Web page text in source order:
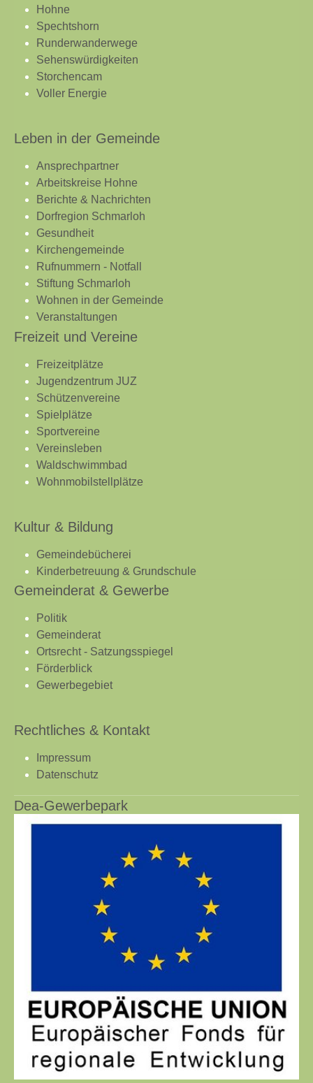
Hohne
Spechtshorn
Runderwanderwege
Sehenswürdigkeiten
Storchencam
Voller Energie
Leben in der Gemeinde
Ansprechpartner
Arbeitskreise Hohne
Berichte & Nachrichten
Dorfregion Schmarloh
Gesundheit
Kirchengemeinde
Rufnummern - Notfall
Stiftung Schmarloh
Wohnen in der Gemeinde
Veranstaltungen
Freizeit und Vereine
Freizeitplätze
Jugendzentrum JUZ
Schützenvereine
Spielplätze
Sportvereine
Vereinsleben
Waldschwimmbad
Wohnmobilstellplätze
Kultur & Bildung
Gemeindebücherei
Kinderbetreuung & Grundschule
Gemeinderat & Gewerbe
Politik
Gemeinderat
Ortsrecht - Satzungsspiegel
Förderblick
Gewerbegebiet
Rechtliches & Kontakt
Impressum
Datenschutz
Dea-Gewerbepark